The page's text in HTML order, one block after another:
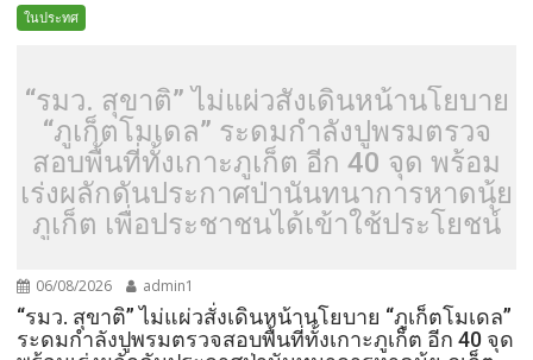
ในประทศ
“รมว. สุขาติ” ไม่แผ่วสั่งเดินหน้านโยบาย
“ภูเก็ตโมเดล” ระดมกำลังปูพรมตรวจ
สอบพื้นที่ทั้งเกาะภูเก็ต อีก 40 จุด พร้อม
เร่งผลักดันประกาศป่านันทนาการหาดนุ้ย
ภูเก็ต เพื่อประชาชนได้เข้าใช้ประโยชน์
06/08/2026 admin1
“รมว. สุขาติ” ไม่แผ่วสั่งเดินหน้านโยบาย “ภูเก็ตโมเดล”
ระดมกำลังปูพรมตรวจสอบพื้นที่ทั้งเกาะภูเก็ต อีก 40 จุด